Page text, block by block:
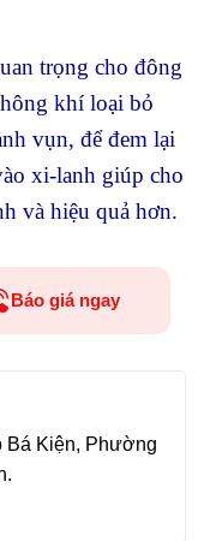
trọng cho đông
khí loại bỏ
vụn, để đem lại
xi-lanh giúp cho
và hiệu quả hơn.
Báo giá ngay
Bá Kiện, Phường